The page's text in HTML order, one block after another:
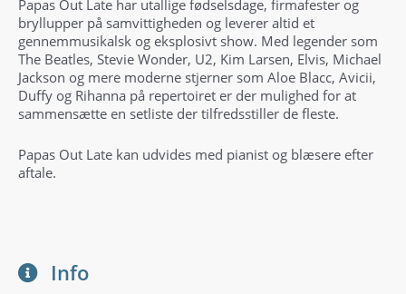
Papas Out Late har utallige fødselsdage, firmafester og
bryllupper på samvittigheden og leverer altid et
gennemmusikalsk og eksplosivt show. Med legender som
The Beatles, Stevie Wonder, U2, Kim Larsen, Elvis, Michael
Jackson og mere moderne stjerner som Aloe Blacc, Avicii,
Duffy og Rihanna på repertoiret er der mulighed for at
sammensætte en setliste der tilfredsstiller de fleste.
Papas Out Late kan udvides med pianist og blæsere efter
aftale.
Info